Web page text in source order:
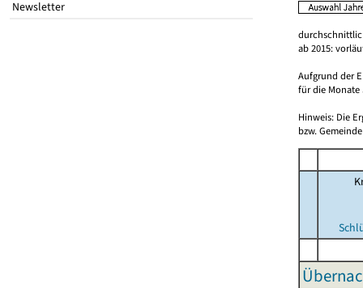
Newsletter
ab 2015:
Aufgrund der
für die Monate
Hinweis: Die
bzw.